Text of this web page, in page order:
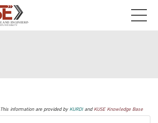
This information are provided byKURDIandKUSE Knowledge Base